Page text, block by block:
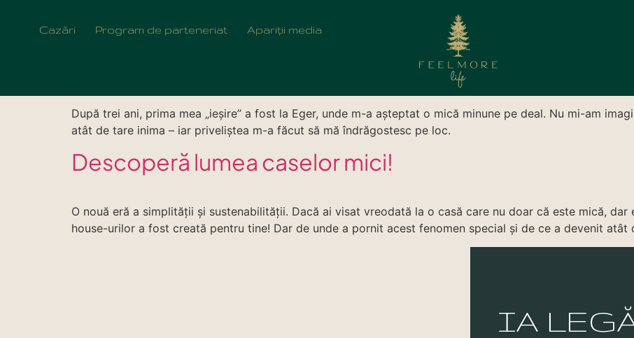
Cazări Program de parteneriat Apariții media
Autor:Istvan
Magia lui Eger într-o căsuță mică: romantism și
După trei ani, prima mea „ieșire” a fost la Eger, unde m-a așteptat o mică minune pe deal. Nu mi-am
atât de tare inima – iar priveliștea m-a făcut să mă îndrăgostesc pe loc.
Descoperă lumea caselor mici!
O nouă eră a simplității și sustenabilității. Dacă ai visat vreodată la o casă care nu doar că este mică,
house-urilor a fost creată pentru tine! Dar de unde a pornit acest fenomen special și de ce a devenit atât
IA